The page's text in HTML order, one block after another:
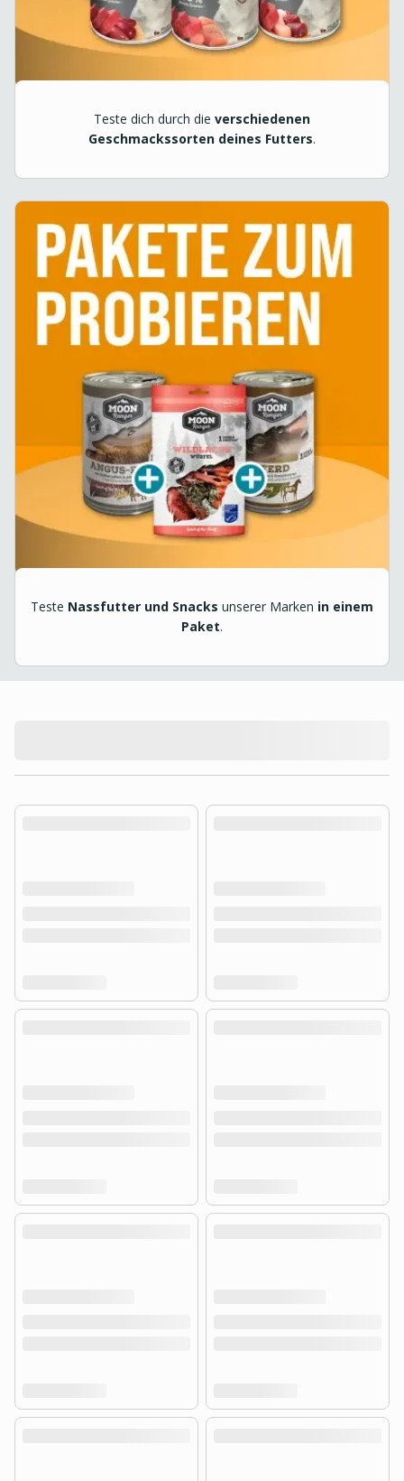
Teste dich durch die verschiedenen
Geschmackssorten deines Futters.
Teste Nassfutter und Snacks unserer Marken in einem
Paket.